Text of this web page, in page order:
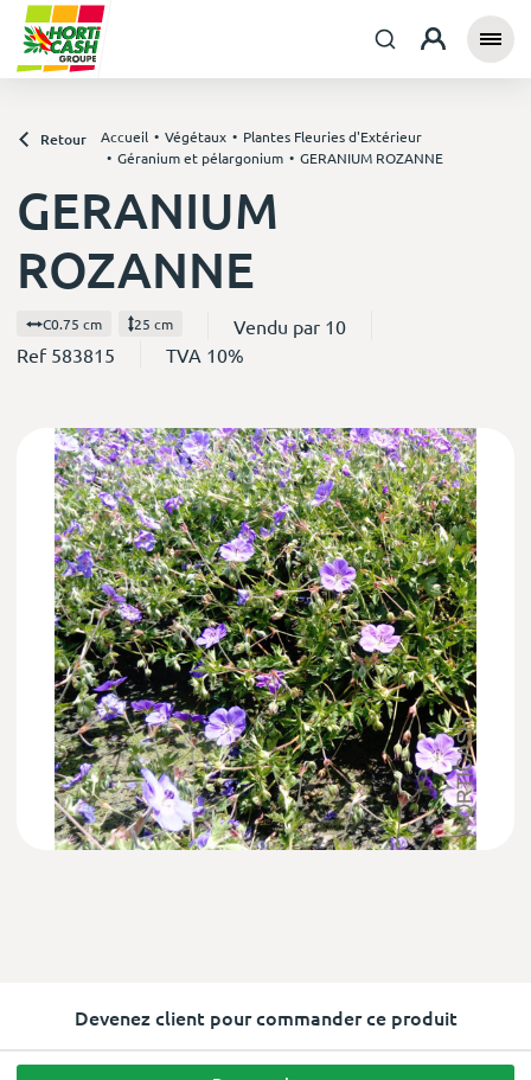
Retour Accueil Végétaux
Plantes Fleuries d'Extérieur
Géranium et pélargonium
GERANIUM ROZANNE
GERANIUM
ROZANNE
C0.75 cm 25 cm
Vendu par 10
Ref 583815
TVA 10%
Devenez client pour commander ce produit